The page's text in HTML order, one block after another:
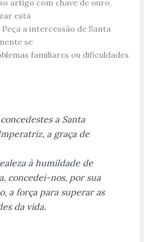
artigo com chave de ouro,
esta
a intercessão de Santa
se
familiares ou dificuldades
a Santa
a graça de
à humildade de
concedei-nos, por sua
a força para superar as
da vida.